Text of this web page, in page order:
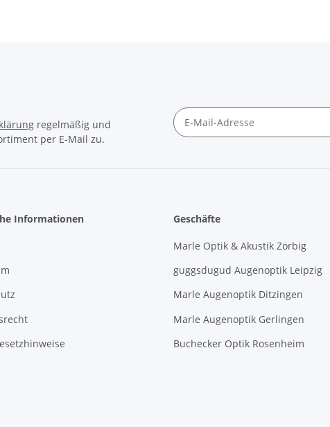
regelmäßig und
per E-Mail zu.
Informationen Geschäfte
Marle Optik & Akustik Zörbig
guggsdugud Augenoptik Leipzig
Marle Augenoptik Ditzingen
Marle Augenoptik Gerlingen
Buchecker Optik Rosenheim